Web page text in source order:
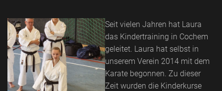
Seit vielen Jahren hat Laura
das Kindertraining in Cochem
geleitet. Laura hat selbst in
unserem Verein 2014 mit dem
Karate begonnen. Zu dieser
Zeit wurden die Kinderkurse